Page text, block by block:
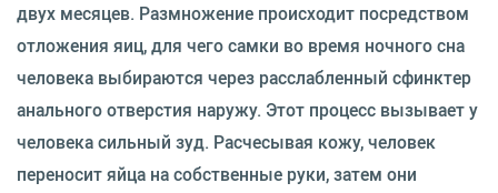
двух месяцев. Размножение происходит посредством
отложения яиц, для чего самки во время ночного сна
человека выбираются через расслабленный сфинктер
анального отверстия наружу. Этот процесс вызывает у
человека сильный зуд. Расчесывая кожу, человек
переносит яйца на собственные руки, затем они